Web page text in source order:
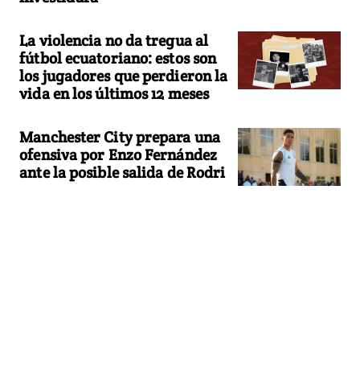
La violencia no da tregua al
fútbol ecuatoriano: estos son
los jugadores que perdieron la
vida en los últimos 12 meses
Manchester City prepara una
ofensiva por Enzo Fernández
ante la posible salida de Rodri